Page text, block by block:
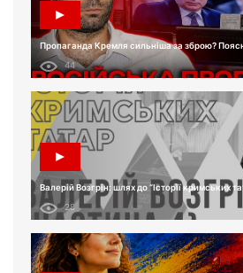
Пропаганда Кремля сильніша за зброю?
44
Валерій Возгрін: шлях до “Історії кримських
28